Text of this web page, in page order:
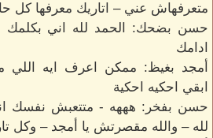
متعرفهاش عني – اتاريك معرفها كل
حسن بضحك: الحمد لله اني بكلمك
ادامك
أمجد بغيظ: ممكن اعرف ايه
ابقي احكيه احكية
حسن بفخر: هههه - متتعبش نفسك
لله – والله مقصرتش يا أمجد – وكل